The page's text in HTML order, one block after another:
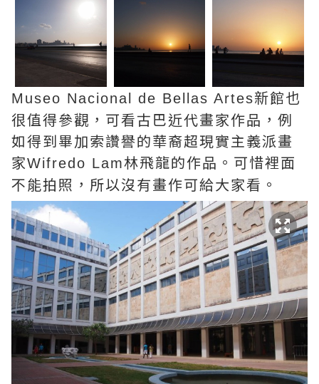
Museo Nacional de Bellas Artes新館也
很值得參觀，可看古巴近代畫家作品，例
如得到畢加索讚譽的華裔超現實主義派畫
家Wifredo Lam林飛龍的作品。可惜裡面
不能拍照，所以沒有畫作可給大家看。